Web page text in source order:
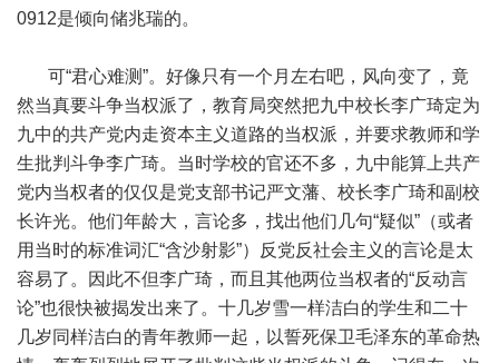
0912是倾向储兆瑞的。
可“君心难测”。好像只有一个月左右吧，风向变了，竟
然当真要斗争当权派了，教育局突然把九中校长李广琦定为
九中的共产党内走资本主义道路的当权派，并要求教师和学
生批判斗争李广琦。当时学校的官还不多，九中能算上共产
党内当权者的仅仅是党支部书记严文藩、校长李广琦和副校
长许光。他们年龄大，言论多，找出他们几句“疑似”（或者
用当时的标准词汇“含沙射影”）反党反社会主义的言论是太
容易了。因此不但李广琦，而且其他两位当权者的“反动言
论”也很快被揭发出来了。十几岁雪一样洁白的学生和二十
几岁同样洁白的青年教师一起，以誓死保卫毛泽东的革命热